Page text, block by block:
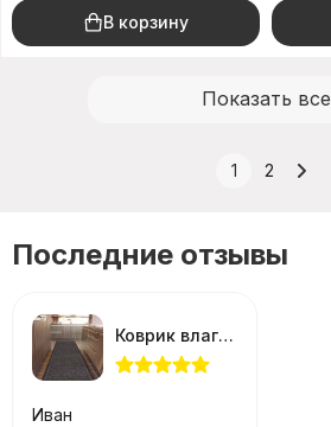
В корзину
Показать все
1 2
Последние отзывы
Коврик влаговпитывающий Холл 90*150см серый
Иван